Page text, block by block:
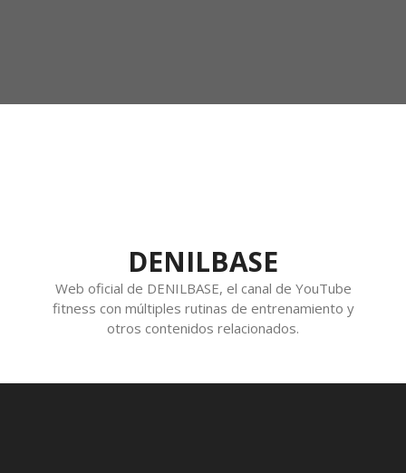
DENILBASE
Web oficial de DENILBASE, el canal de YouTube
fitness con múltiples rutinas de entrenamiento y
otros contenidos relacionados.